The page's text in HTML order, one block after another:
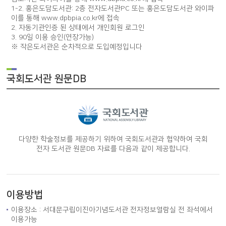
1-2. 홍은도담도서관: 2층 전자도서관PC 또는 홍은도담도서관 와이파
이를 통해 www.dpbpia.co.kr에 접속
2. 자동기관인증 된 상태에서 개인회원 로그인
3. 90일 이용 승인(연장가능)
※ 작은도서관은 순차적으로 도입예정입니다
국회도서관 원문DB
다양한 학술정보를 제공하기 위하여 국회도서관과 협약하여 국회
전자 도서관 원문DB 자료를 다음과 같이 제공합니다.
이용방법
이용장소 : 서대문구립이진아기념도서관 전자정보열람실 전 좌석에서
이용가능